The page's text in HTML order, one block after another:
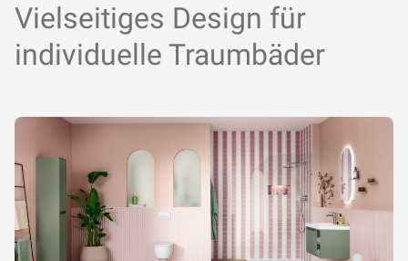
Vielseitiges Design für
individuelle Traumbäder